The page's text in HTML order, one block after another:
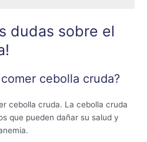
dudas sobre el
cebolla cruda?
cebolla cruda. La cebolla cruda
que pueden dañar su salud y